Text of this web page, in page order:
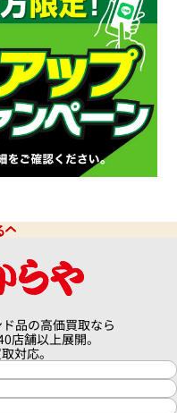
品の高価買取なら
店舗以上展開。
対応。